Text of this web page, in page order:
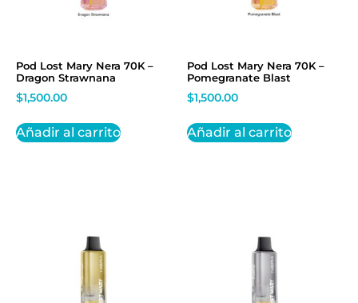
Pod Lost Mary Nera 70K –
Dragon Strawnana
$1,500.00
Añadir al carrito
Pod Lost Mary Nera 70K –
Pomegranate Blast
$1,500.00
Añadir al carrito